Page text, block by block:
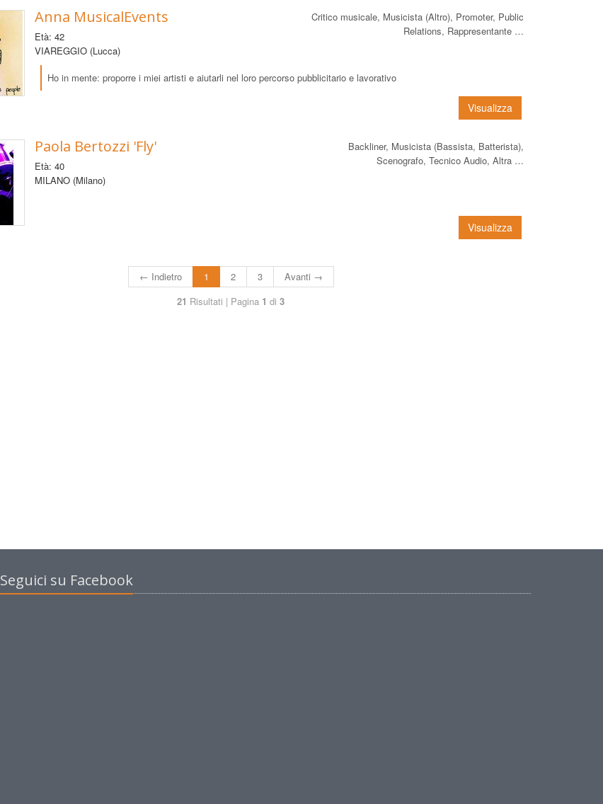
Critico musicale, Musicista (Altro), Promoter, Public
Relations, Rappresentante …
Anna MusicalEvents
Età: 42
VIAREGGIO (Lucca)
Ho in mente: proporre i miei artisti e aiutarli nel loro percorso pubblicitario e lavorativo
Visualizza
Backliner, Musicista (Bassista, Batterista),
Scenografo, Tecnico Audio, Altra …
Paola Bertozzi 'Fly'
Età: 40
MILANO (Milano)
Visualizza
← Indietro 1 2 3
Avanti →
21 Risultati | Pagina 1 di3
Seguici su Facebook